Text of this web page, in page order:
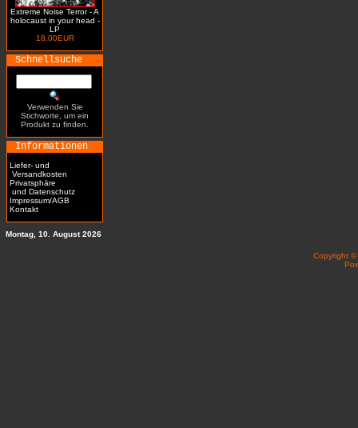
Extreme Noise Terror - A
holocaust in your head -
LP
18.00EUR
Schnellsuche
Verwenden Sie
Stichworte, um ein
Produkt zu finden.
Informationen
Liefer- und
Versandkosten
Privatsphäre
und Datenschutz
Impressum/AGB
Kontakt
Montag, 10. August 2026
Copyright